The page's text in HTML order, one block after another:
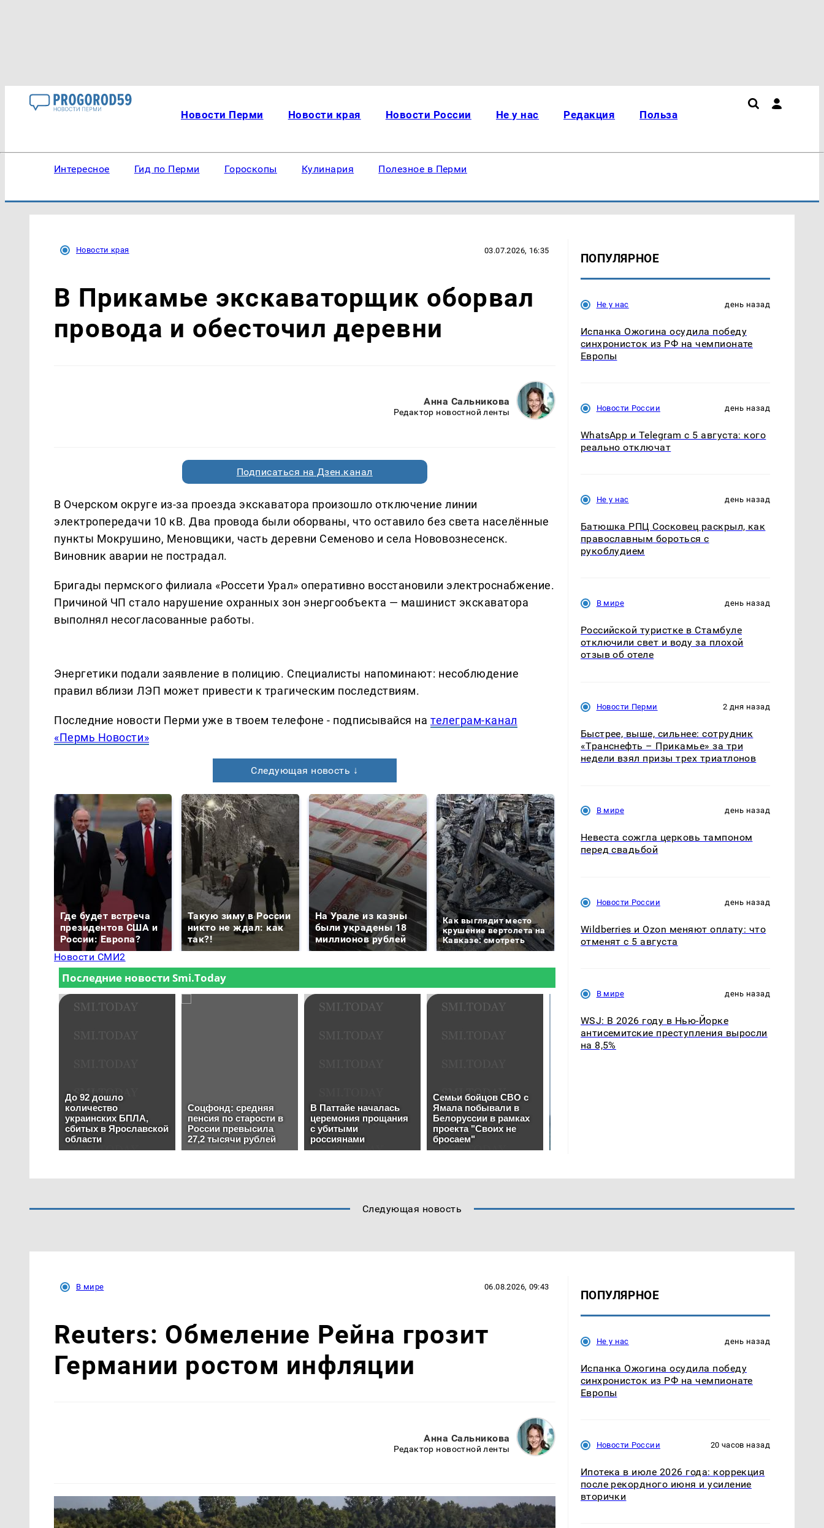
Новости Перми Новости края Новости России Не у нас Редакция Польза
Интересное Гид по Перми Гороскопы Кулинария Полезное в Перми
Новости края 03.07.2026, 16:35
В Прикамье экскаваторщик оборвал
провода и обесточил деревни
Анна Сальникова
Редактор новостной ленты
Подписаться на Дзен.канал
В Очерском округе из-за проезда экскаватора произошло отключение линии
электропередачи 10 кВ. Два провода были оборваны, что оставило без света населённые
пункты Мокрушино, Меновщики, часть деревни Семеново и села Нововознесенск.
Виновник аварии не пострадал.
Бригады пермского филиала «Россети Урал» оперативно восстановили электроснабжение.
Причиной ЧП стало нарушение охранных зон энергообъекта — машинист экскаватора
выполнял несогласованные работы.
Энергетики подали заявление в полицию. Специалисты напоминают: несоблюдение
правил вблизи ЛЭП может привести к трагическим последствиям.
Последние новости Перми уже в твоем телефоне - подписывайся нателеграм-канал
«Пермь Новости»
Следующая новость ↓
Где будет встреча
президентов США и
России: Европа?
Такую зиму в России
никто не ждал: как
так?!
На Урале из казны
были украдены 18
миллионов рублей
Как выглядит место
крушение вертолета на
Кавказе: смотреть
готовую еду из
магазина: список
жестокое убийство
Новости СМИ2
ПОПУЛЯРНОЕ
Не у нас день назад
Испанка Ожогина осудила победу
синхронисток из РФ на чемпионате
Европы
Новости России день назад
WhatsApp и Telegram с 5 августа: кого
реально отключат
Не у нас день назад
Батюшка РПЦ Сосковец раскрыл, как
православным бороться с
рукоблудием
В мире день назад
Российской туристке в Стамбуле
отключили свет и воду за плохой
отзыв об отеле
Новости Перми 2 дня назад
Быстрее, выше, сильнее: сотрудник
«Транснефть – Прикамье» за три
недели взял призы трех триатлонов
В мире день назад
Невеста сожгла церковь тампоном
перед свадьбой
Новости России день назад
Wildberries и Ozon меняют оплату: что
отменят с 5 августа
В мире день назад
WSJ: В 2026 году в Нью-Йорке
антисемитские преступления выросли
на 8,5%
Следующая новость
В мире 06.08.2026, 09:43
Reuters: Обмеление Рейна грозит
Германии ростом инфляции
Анна Сальникова
Редактор новостной ленты
ПОПУЛЯРНОЕ
Не у нас день назад
Испанка Ожогина осудила победу
синхронисток из РФ на чемпионате
Европы
Новости России 20 часов назад
Ипотека в июле 2026 года: коррекция
после рекордного июня и усиление
вторички